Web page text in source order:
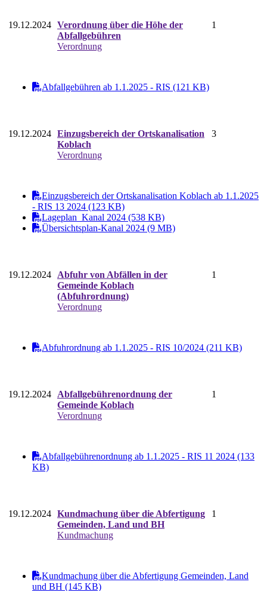
19.12.2024 Verordnung über die Höhe der
Abfallgebühren
Verordnung
1
Abfallgebühren ab 1.1.2025 - RIS (121 KB)
19.12.2024 Einzugsbereich der Ortskanalisation
Koblach
Verordnung
3
Einzugsbereich der Ortskanalisation Koblach ab 1.1.2025
- RIS 13 2024 (123 KB)
Lageplan_Kanal 2024 (538 KB)
Übersichtsplan-Kanal 2024 (9 MB)
19.12.2024
Abfuhr von Abfällen in der
Gemeinde Koblach
(Abfuhrordnung)
Verordnung
1
Abfuhrordnung ab 1.1.2025 - RIS 10/2024 (211 KB)
19.12.2024
Abfallgebührenordnung der
Gemeinde Koblach
Verordnung
1
Abfallgebührenordnung ab 1.1.2025 - RIS 11 2024 (133
KB)
19.12.2024 Kundmachung über die Abfertigung
Gemeinden, Land und BH
Kundmachung
1
Kundmachung über die Abfertigung Gemeinden, Land
und BH (145 KB)